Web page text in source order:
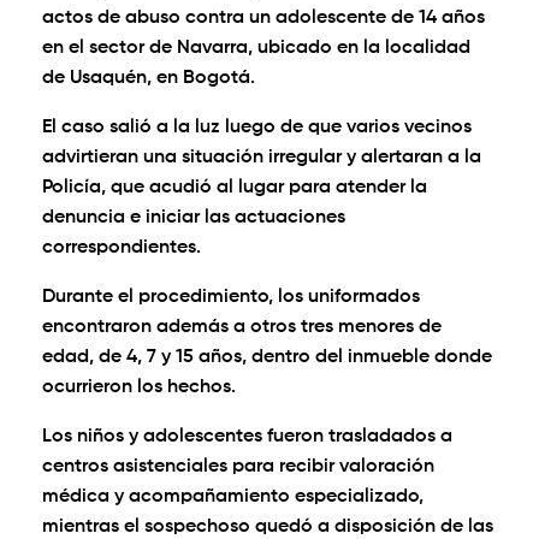
actos de abuso contra un adolescente de 14 años
en el sector de Navarra, ubicado en la localidad
de Usaquén, en Bogotá.
El caso salió a la luz luego de que varios vecinos
advirtieran una situación irregular y alertaran a la
Policía, que acudió al lugar para atender la
denuncia e iniciar las actuaciones
correspondientes.
Durante el procedimiento, los uniformados
encontraron además a otros tres menores de
edad, de 4, 7 y 15 años, dentro del inmueble donde
ocurrieron los hechos.
Los niños y adolescentes fueron trasladados a
centros asistenciales para recibir valoración
médica y acompañamiento especializado,
mientras el sospechoso quedó a disposición de las